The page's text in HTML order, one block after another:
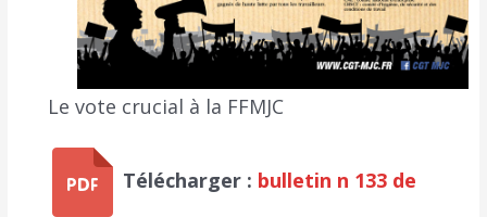
Le vote crucial à la FFMJC
Télécharger : bulletin n 133 de